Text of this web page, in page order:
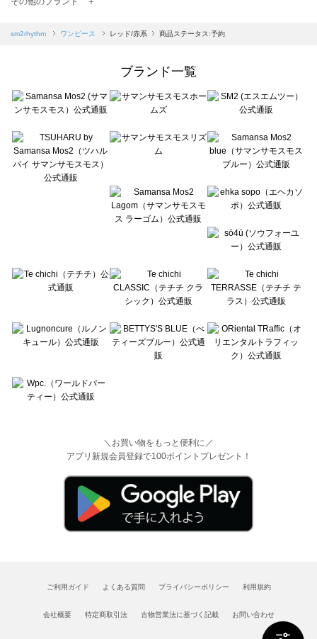
Samansa Mos2 blue（サマンサモスモス ブルー）のワンピース一覧
sō4ū（ソウフォーユー）のワンピース一覧
Te chichi（テチチ）のワンピース一覧
Te chichi CLASSIC（テチチ クラシック）のワンピース一覧
Lugnoncure（ルノンキュール）のワンピース一覧
BETTY'S BLUE（べティーズブルー）のワンピース一覧
Wpc.（ワールドパーティー）のワンピース一覧
sm2rhythm ワンピース レッド/赤系 商品ステータス:予約
ブランド一覧
＼お買い物をもっと便利に／
アプリ新規会員登録で100ポイントプレゼント！
ご利用ガイド よくある質問 プライバシーポリシー 利用規約
会社概要 特定商取引法 古物営業法に基づく記載 お問い合わせ